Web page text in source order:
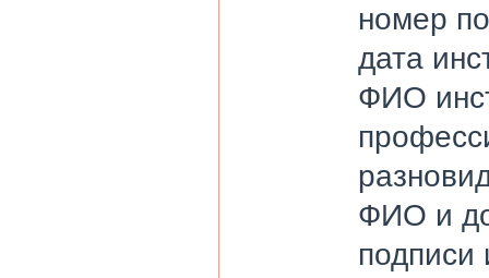
номер
дата
ФИО
ФИО и
подписи